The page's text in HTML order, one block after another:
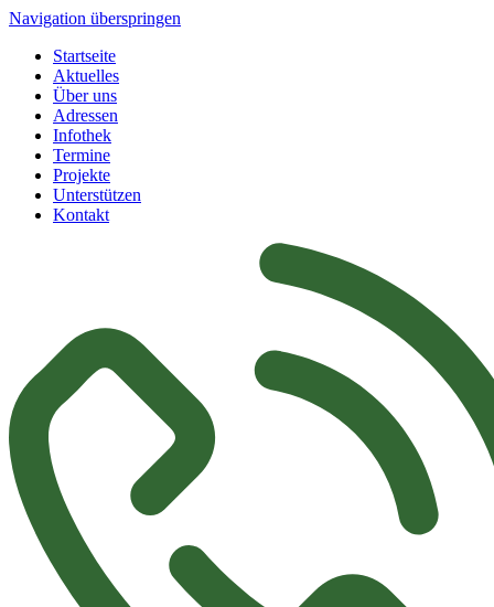
Navigation überspringen
Startseite
Aktuelles
Über uns
Adressen
Infothek
Termine
Projekte
Unterstützen
Kontakt